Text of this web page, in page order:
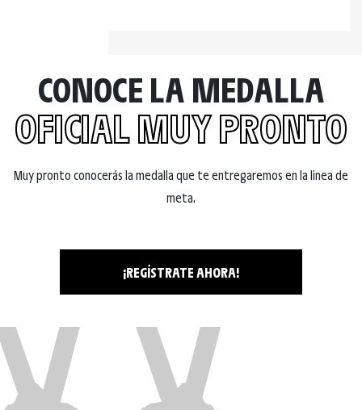
CONOCE LA MEDALLA
OFICIAL MUY PRONTO
Muy pronto conocerás la medalla que te entregaremos en la linea de
meta.
¡REGÍSTRATE AHORA!